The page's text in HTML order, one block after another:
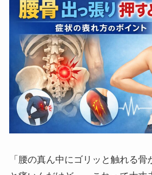
「腰の真ん中にゴリッと触れる骨